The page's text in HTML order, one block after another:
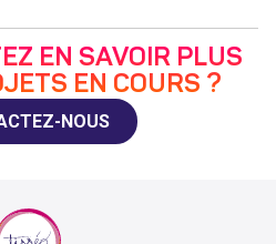
EN SAVOIR PLUS
EN COURS ?
NOUS